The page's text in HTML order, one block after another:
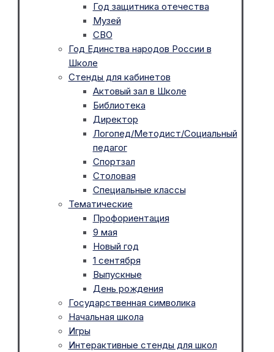
Год защитника отечества
Музей
СВО
Год Единства народов России в
Школе
Стенды для кабинетов
Актовый зал в Школе
Библиотека
Директор
Логопед/Методист/Социальный
педагог
Спортзал
Столовая
Специальные классы
Тематические
Профориентация
9 мая
Новый год
1 сентября
Выпускные
День рождения
Государственная символика
Начальная школа
Игры
Интерактивные стенды для школ